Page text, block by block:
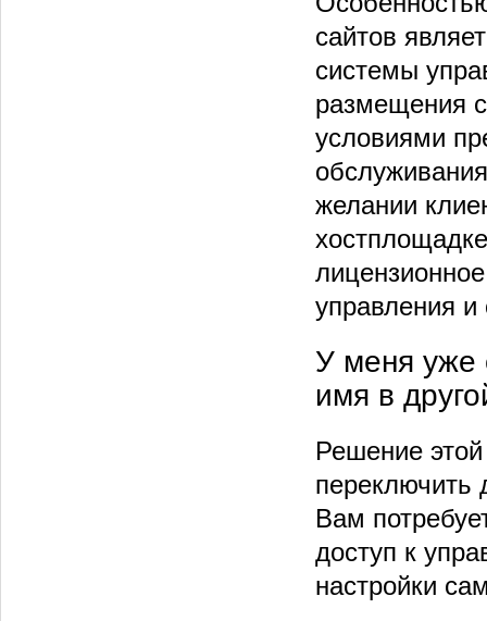
сайтов
системы
размещения
условиями
желании
управления
У меня уже
имя в
Решение
переключить
Вам
доступ к
настройки